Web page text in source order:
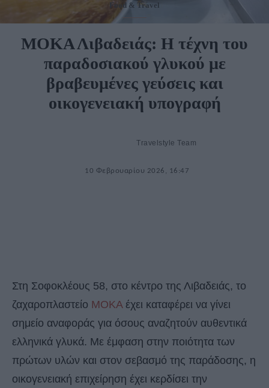
Food & Travel
ΜΟΚΑ Λιβαδειάς: Η τέχνη του
παραδοσιακού γλυκού με
βραβευμένες γεύσεις και
οικογενειακή υπογραφή
Travelstyle Team
10 Φεβρουαρίου 2026, 16:47
Στη Σοφοκλέους 58, στο κέντρο της Λιβαδειάς, το
ζαχαροπλαστείο ΜΟΚΑ έχει καταφέρει να γίνει
σημείο αναφοράς για όσους αναζητούν αυθεντικά
ελληνικά γλυκά. Με έμφαση στην ποιότητα των
πρώτων υλών και στον σεβασμό της παράδοσης, η
οικογενειακή επιχείρηση έχει κερδίσει την